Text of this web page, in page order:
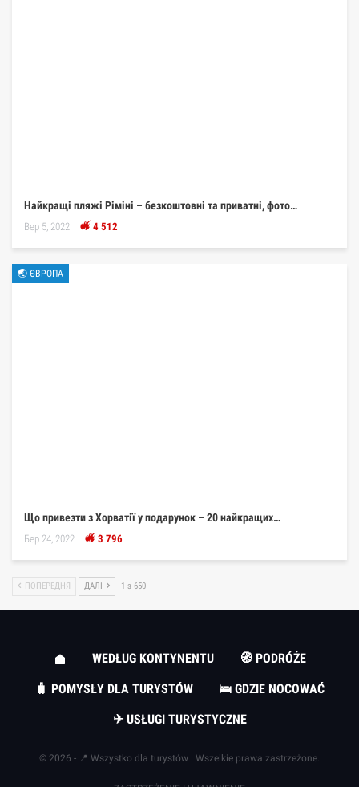
Найкращі пляжі Ріміні – безкоштовні та приватні, фото…
Вер 5, 2022 4 512
🌏 ЄВРОПА
Що привезти з Хорватії у подарунок – 20 найкращих…
Бер 24, 2022 3 796
ПОПЕРЕДНЯ ДАЛІ 1 з 650
WEDŁUG KONTYNENTU
🧭 PODRÓŻE
🧳 POMYSŁY DLA TURYSTÓW
🛌 GDZIE NOCOWAĆ
✈ USŁUGI TURYSTYCZNE
© 2026 - 📍 Wszystko dla turystów | Wszelkie prawa zastrzeżone.